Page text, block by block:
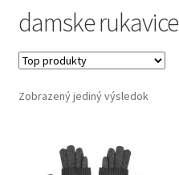
Kategórie produktov
Dôležité informácie
damske rukavice
Zobrazený jediný výsledok